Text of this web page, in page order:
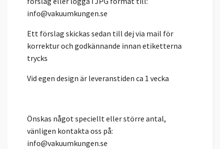
info@vakuumkungen.se
Ett förslag skickas sedan till dej via mail för
korrektur och godkännande innan etiketterna
trycks
Vid egen design är leveranstiden ca 1 vecka
Önskas något speciellt eller större antal,
vänligen kontakta oss på:
info@vakuumkungen.se